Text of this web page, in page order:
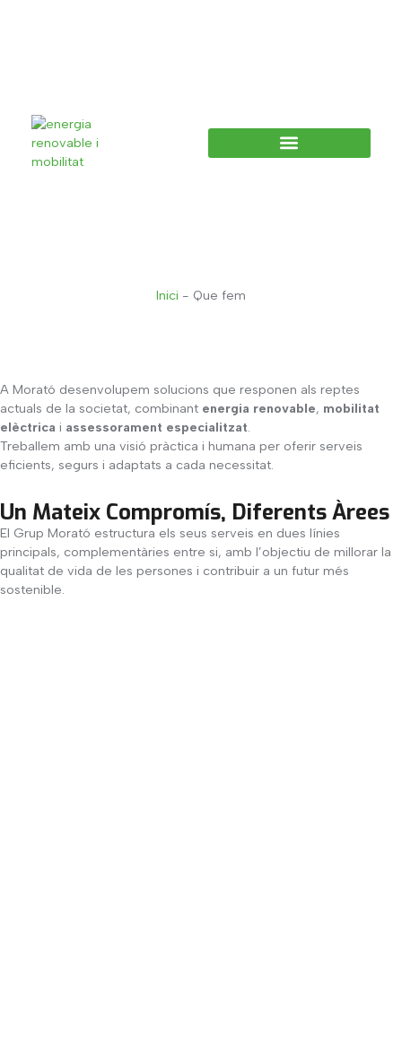
Inici - Que fem
A Morató desenvolupem solucions que responen als reptes
actuals de la societat, combinant energia renovable, mobilitat
elèctrica i assessorament especialitzat.
Treballem amb una visió pràctica i humana per oferir serveis
eficients, segurs i adaptats a cada necessitat.
Un Mateix Compromís, Diferents Àrees
El Grup Morató estructura els seus serveis en dues línies
principals, complementàries entre si, amb l’objectiu de millorar la
qualitat de vida de les persones i contribuir a un futur més
sostenible.